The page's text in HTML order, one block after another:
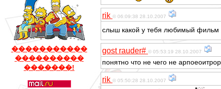
�����������
����������
�������!
rik © 06:09:38 28.10.2007
слыш какой у тебя любимый фильм
gost rauder# © 05:53:19 28.10.2007
понятно что не чего не
rik © 05:50:28 28.10.2007